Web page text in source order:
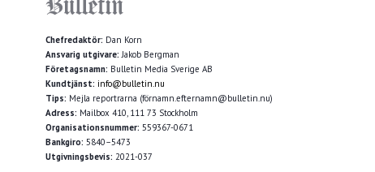
Chefredaktör: Dan Korn
Ansvarig utgivare: Jakob Bergman
Företagsnamn: Bulletin Media Sverige AB
Kundtjänst: info@bulletin.nu
Tips: Mejla reportrarna (förnamn.efternamn@bulletin.nu)
Adress: Mailbox 410, 111 73 Stockholm
Organisationsnummer: 559367-0671
Bankgiro: 5840–5473
Utgivningsbevis: 2021-037